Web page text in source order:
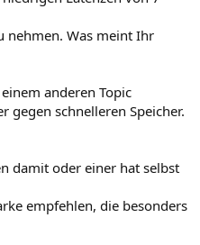
nehmen. Was meint Ihr
anderen Topic
gegen schnelleren Speicher.
damit oder einer hat selbst
empfehlen, die besonders